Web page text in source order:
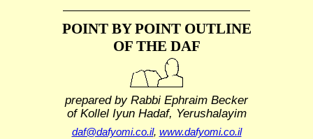
POINT BY POINT OUTLINE
OF THE DAF
prepared by Rabbi Ephraim Becker
of Kollel Iyun Hadaf, Yerushalayim
daf@dafyomi.co.il, www.dafyomi.co.il